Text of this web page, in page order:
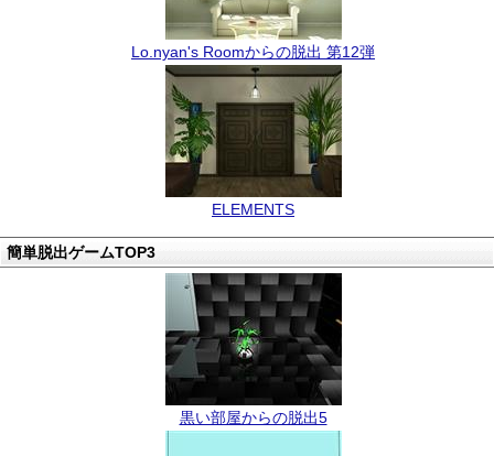
Lo.nyan's Roomからの脱出 第12弾
ELEMENTS
簡単脱出ゲームTOP3
黒い部屋からの脱出5